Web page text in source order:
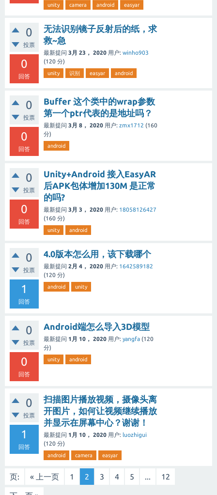
unity camera android easyar
0
投票
0
回答
无法识别镜子反射后的纸，求
救~急
最新提问 3月 23， 2020 用户: winho903
(120 分)
unity 识别 easyar android
0
投票
0
回答
Buffer 这个类中的wrap参数
第一个ptr代表的是地址吗？
最新提问 3月 8， 2020 用户: zmx1712 (160
分)
android
0
投票
0
回答
Unity+Android 接入EasyAR
后APK包体增加130M 是正常
的吗?
最新提问 3月 3， 2020 用户: 18058126427
(160 分)
unity android
0
投票
1
回答
4.0版本怎么用，该下载哪个
最新提问 2月 4， 2020 用户: 1642589182
(120 分)
android unity
0
投票
0
回答
Android端怎么导入3D模型
最新提问 1月 10， 2020 用户: yangfa (120
分)
unity android
0
投票
1
回答
扫描图片播放视频，摄像头离
开图片，如何让视频继续播放
并显示在屏幕中心？谢谢！
最新提问 1月 10， 2020 用户: luozhigui
(120 分)
android camera easyar
页: « 上一页 1 2 3 4 5 ... 12